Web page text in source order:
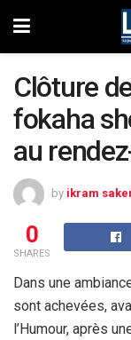
Clôture
fokaha
au
by ikram
0
SHARES
Dans une
sont achevées,
l’Humour, après